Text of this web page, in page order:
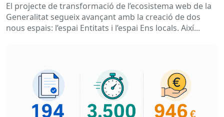
El projecte de transformació de l’ecosistema web de la
Generalitat segueix avançant amb la creació de dos
nous espais: l’espai Entitats i l’espai Ens locals. Així...